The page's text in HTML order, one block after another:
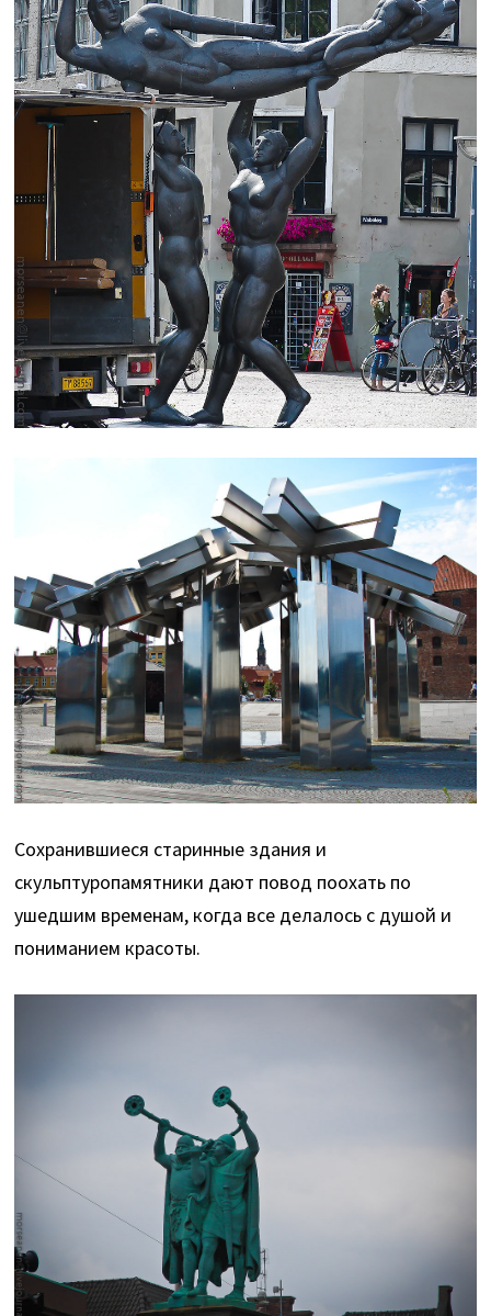
Сохранившиеся старинные здания и
скульптуропамятники дают повод поохать по
ушедшим временам, когда все делалось с душой и
пониманием красоты.